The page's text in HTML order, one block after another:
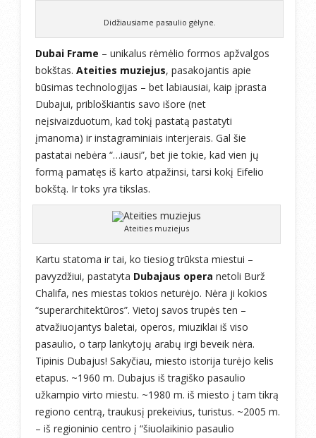
Didžiausiame pasaulio gėlyne.
Dubai Frame – unikalus rėmėlio formos apžvalgos
bokštas. Ateities muziejus, pasakojantis apie
būsimas technologijas – bet labiausiai, kaip įprasta
Dubajui, pribloškiantis savo išore (net
neįsivaizduotum, kad tokį pastatą pastatyti
įmanoma) ir instagraminiais interjerais. Gal šie
pastatai nebėra “…iausi”, bet jie tokie, kad vien jų
formą pamatęs iš karto atpažinsi, tarsi kokį Eifelio
bokštą. Ir toks yra tikslas.
Ateities muziejus
Kartu statoma ir tai, ko tiesiog trūksta miestui –
pavyzdžiui, pastatyta Dubajaus opera netoli Burž
Chalifa, nes miestas tokios neturėjo. Nėra ji kokios
“superarchitektūros”. Vietoj savos trupės ten –
atvažiuojantys baletai, operos, miuziklai iš viso
pasaulio, o tarp lankytojų arabų irgi beveik nėra.
Tipinis Dubajus! Sakyčiau, miesto istorija turėjo kelis
etapus. ~1960 m. Dubajus iš tragiško pasaulio
užkampio virto miestu. ~1980 m. iš miesto į tam tikrą
regiono centrą, traukusį prekeivius, turistus. ~2005 m.
– iš regioninio centro į “šiuolaikinio pasaulio